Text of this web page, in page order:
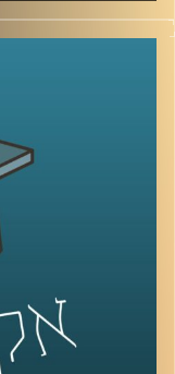
פרופ' תמר שגיא,
קבוצות ומגדר
מוזמנים להצטרף
מחקר שערכה בו
שאנשים מייחסים
השונים שקיימים
אנשים רואים את
ומדוע חשוב לדבר
קרדיט תמונות: